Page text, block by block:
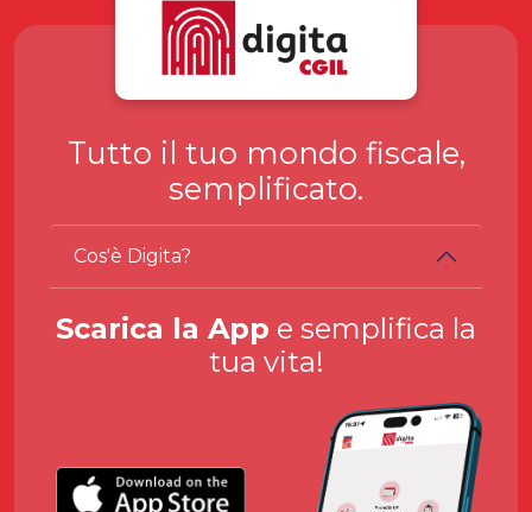
Tutto il tuo mondo fiscale,
semplificato.
Cos'è Digita?
Scarica la App e semplifica la
tua vita!